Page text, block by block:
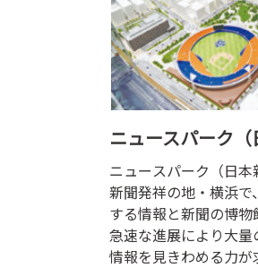
ニュースパーク（
ニュースパーク（日
新聞発祥の地・横浜
する情報と新聞の博
急速な進展により大量
情報を見きわめる力が